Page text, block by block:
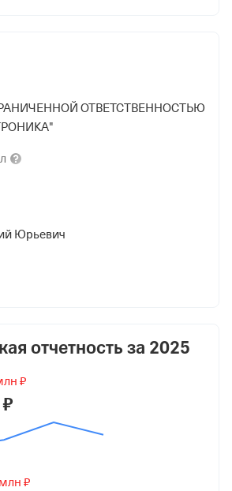
ОТВЕТСТВЕННОСТЬЮ
Юрьевич
Юрьевич
отчетность за 2025
₽
₽